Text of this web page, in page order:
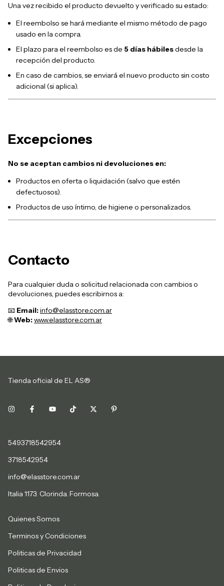
Una vez recibido el producto devuelto y verificado su estado:
El reembolso se hará mediante el mismo método de pago
usado en la compra.
El plazo para el reembolso es de 5 días hábilesdesde la
recepción del producto.
En caso de cambios, se enviará el nuevo producto sin costo
adicional (si aplica).
Excepciones
No se aceptan cambios ni devoluciones en:
Productos en oferta o liquidación (salvo que estén
defectuosos).
Productos de uso íntimo, de higiene o personalizados.
Contacto
Para cualquier duda o solicitud relacionada con cambios o
devoluciones, puedes escribirnos a:
📧 Email:info@elasstore.com.ar
🌐Web:www.elasstore.com.ar
Tienda oficial de EL AS®
5493718542954
3718542954
info@elasstore.com.ar
Italia 1173. Clorinda. Formosa.
Quienes Somos
Terminos y Condiciones
Politicas de Privacidad
Politicas de Envios